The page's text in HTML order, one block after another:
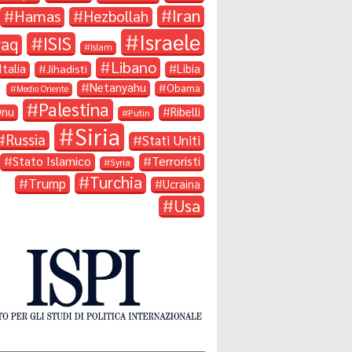
Hamas Hezbollah Iran
ISIS Islam Israele
Jihadisti Libano Libia
Medio Oriente Netanyahu Obama
Palestina Putin Ribelli
Russia Siria Stati Uniti
Stato Islamico Syria Terroristi
Trump Turchia Ucraina
Usa